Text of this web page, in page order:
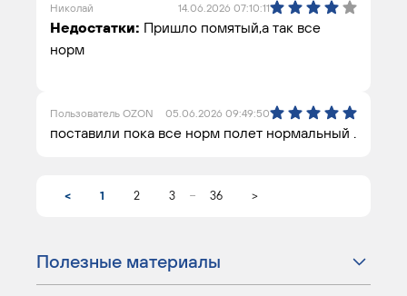
Николай 14.06.2026 07:10:11
Недостатки: Пришло помятый,а так все
норм
Пользователь OZON 05.06.2026 09:49:50
поставили пока все норм полет нормальный .
< 1 2 3 36 >
Полезные материалы